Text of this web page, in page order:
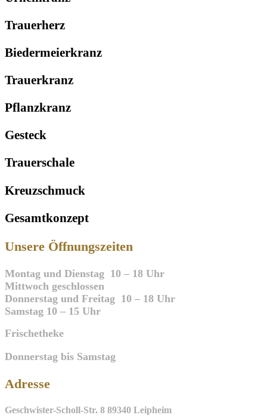
Trauerherz
Biedermeierkranz
Trauerkranz
Pflanzkranz
Gesteck
Trauerschale
Kreuzschmuck
Gesamtkonzept
Unsere Öffnungszeiten
Montag und Dienstag 10 – 18 Uhr
Mittwoch geschlossen
Donnerstag und Freitag 10 – 18 Uhr
Samstag 10 – 15 Uhr
Frischetheke
Donnerstag bis Samstag
Adresse
Geschwister-Scholl-Str. 8 89340 Leipheim